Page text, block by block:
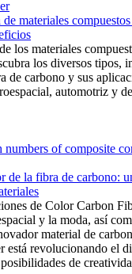
materiales
los materiales
los diversos tipos,
de carbono y sus
automotriz y
de la fibra de carbono:
de Color Carbon
y la moda, así
material de
está revolucionando el
de